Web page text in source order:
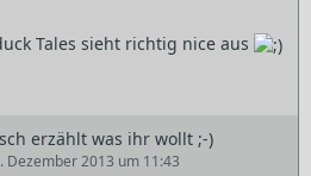
Tales sieht richtig nice aus
erzählt was ihr wollt ;-)
Dezember 2013 um 11:43